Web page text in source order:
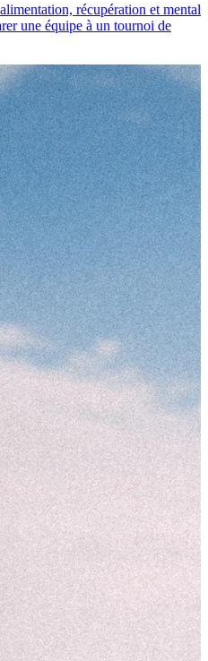
récupération et mental
une équipe à un tournoi de